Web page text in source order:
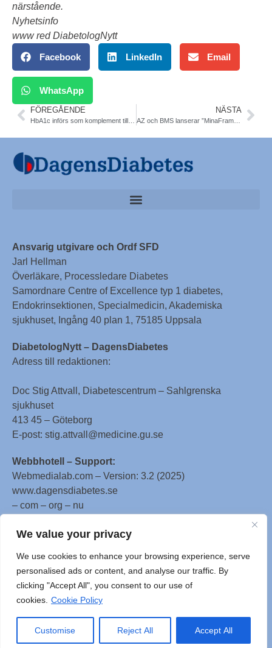
We value your privacy
We use cookies to enhance your browsing experience, serve
personalised ads or content, and analyse our traffic. By
clicking "Accept All", you consent to our use of
cookies. Cookie Policy
Customise Reject All Accept All
närstående.
Nyhetsinfo
www red DiabetologNytt
Facebook LinkedIn Email
WhatsApp
FÖREGÅENDE NÄSTA
AZ och BMS lanserar ”MinaFramsteg”; ny motiverande patientsajt om typ 2-diabetes
Ansvarig utgivare och Ordf SFD
Jarl Hellman
Överläkare, Processledare Diabetes
Samordnare Centre of Excellence typ 1 diabetes,
Endokrinsektionen, Specialmedicin, Akademiska
sjukhuset, Ingång 40 plan 1, 75185 Uppsala
DiabetologNytt – DagensDiabetes
Adress till redaktionen:
Doc Stig Attvall, Diabetescentrum – Sahlgrenska
sjukhuset
413 45 – Göteborg
E-post: stig.attvall@medicine.gu.se
Webbhotell – Support:
Webmedialab.com – Version: 3.2 (2025)
www.dagensdiabetes.se
– com – org – nu
All material on this website
WebMD LLC. This website also contains material
copyrighted by 3rd parties.